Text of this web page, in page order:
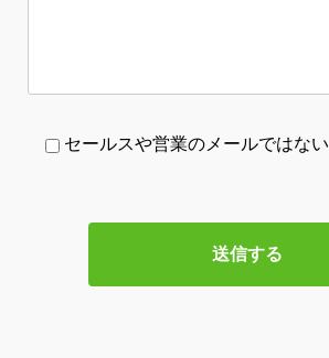
セールスや営業のメールではない